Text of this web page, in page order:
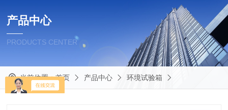
产品中心
PRODUCTS CENTER
当前位置：首页 产品中心 环境试验箱